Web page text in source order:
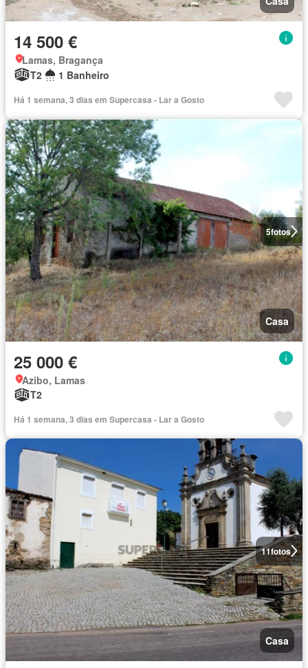
14 500 €
Lamas, Bragança
T2
1 Banheiro
Há 1 semana, 3 dias em Supercasa - Lar a Gosto
5fotos
Casa
25 000 €
Azibo, Lamas
T2
Há 1 semana, 3 dias em Supercasa - Lar a Gosto
11fotos
Casa